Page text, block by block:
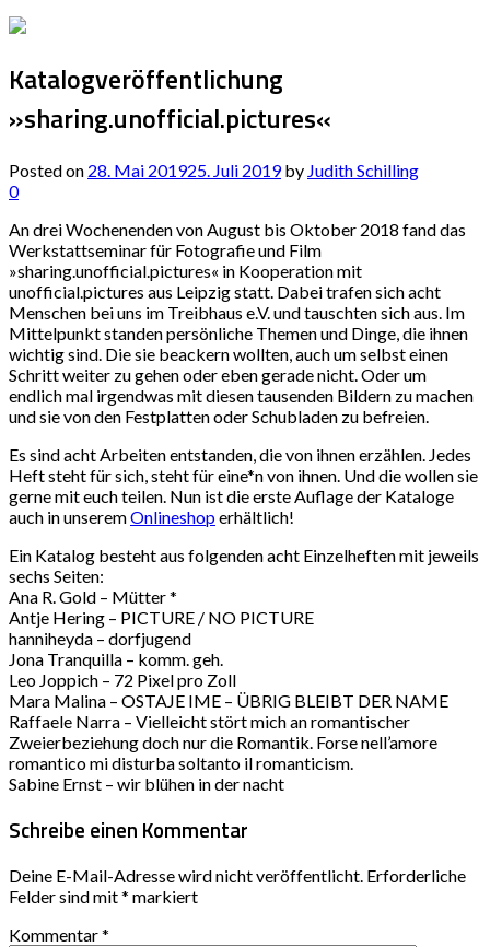
Katalogveröffentlichung
»sharing.unofficial.pictures«
Posted on 28. Mai 201925. Juli 2019by Judith Schilling
0
An drei Wochenenden von August bis Oktober 2018 fand das
Werkstattseminar für Fotografie und Film
»sharing.unofficial.pictures« in Kooperation mit
unofficial.pictures aus Leipzig statt. Dabei trafen sich acht
Menschen bei uns im Treibhaus e.V. und tauschten sich aus. Im
Mittelpunkt standen persönliche Themen und Dinge, die ihnen
wichtig sind. Die sie beackern wollten, auch um selbst einen
Schritt weiter zu gehen oder eben gerade nicht. Oder um
endlich mal irgendwas mit diesen tausenden Bildern zu machen
und sie von den Festplatten oder Schubladen zu befreien.
Es sind acht Arbeiten entstanden, die von ihnen erzählen. Jedes
Heft steht für sich, steht für eine*n von ihnen. Und die wollen sie
gerne mit euch teilen. Nun ist die erste Auflage der Kataloge
auch in unseremOnlineshoperhältlich!
Ein Katalog besteht aus folgenden acht Einzelheften mit jeweils
sechs Seiten:
Ana R. Gold – Mütter *
Antje Hering – PICTURE / NO PICTURE
hanniheyda – dorfjugend
Jona Tranquilla – komm. geh.
Leo Joppich – 72 Pixel pro Zoll
Mara Malina – OSTAJE IME – ÜBRIG BLEIBT DER NAME
Raffaele Narra – Vielleicht stört mich an romantischer
Zweierbeziehung doch nur die Romantik. Forse nell’amore
romantico mi disturba soltanto il romanticism.
Sabine Ernst – wir blühen in der nacht
Schreibe einen Kommentar
Deine E-Mail-Adresse wird nicht veröffentlicht. Erforderliche
Felder sind mit* markiert
Kommentar*